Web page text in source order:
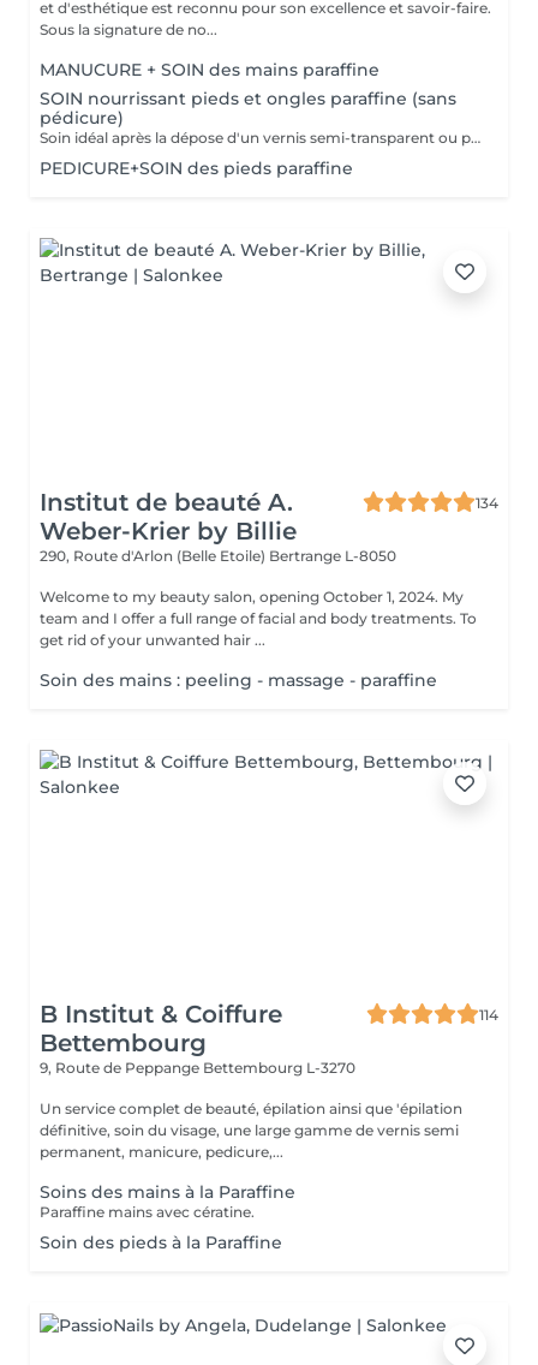
et d'esthétique est reconnu pour son excellence et savoir-faire.
Sous la signature de no...
MANUCURE + SOIN des mains paraffine
SOIN nourrissant pieds et ongles paraffine (sans
pédicure)
Soin idéal après la dépose d'un vernis semi-transparent ou pour simplement nourrir les pieds et les ongles
PEDICURE+SOIN des pieds paraffine
Institut de beauté A.
Weber-Krier by Billie
134
290, Route d'Arlon (Belle Etoile) Bertrange L-8050
Welcome to my beauty salon, opening October 1, 2024. My
team and I offer a full range of facial and body treatments. To
get rid of your unwanted hair ...
Soin des mains : peeling - massage - paraffine
B Institut & Coiffure
Bettembourg
114
9, Route de Peppange Bettembourg L-3270
Un service complet de beauté, épilation ainsi que 'épilation
définitive, soin du visage, une large gamme de vernis semi
permanent, manicure, pedicure,...
Soins des mains à la Paraffine
Paraffine mains avec cératine.
Soin des pieds à la Paraffine